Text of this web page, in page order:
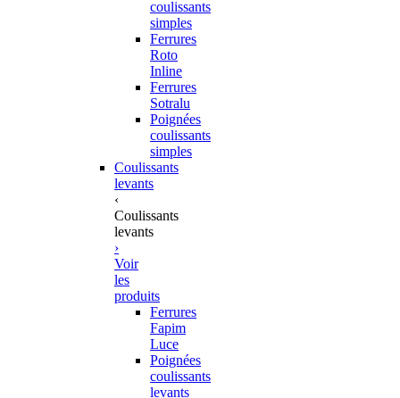
coulissants
simples
Ferrures
Roto
Inline
Ferrures
Sotralu
Poignées
coulissants
simples
Coulissants
levants
‹
Coulissants
levants
›
Voir
les
produits
Ferrures
Fapim
Luce
Poignées
coulissants
levants